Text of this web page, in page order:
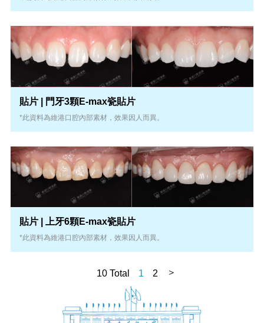
貼片 | 門牙3顆E-max瓷貼片
*此資料為維港口腔內部素材，效果因人而異。
貼片 | 上牙6顆E-max瓷貼片
*此資料為維港口腔內部素材，效果因人而異。
10 Total 1 2 ＞